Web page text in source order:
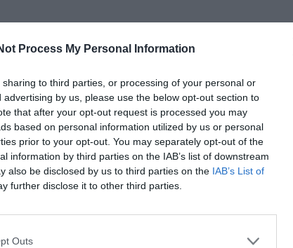
Process My Personal Information
to third parties, or processing of your personal or
by us, please use the below opt-out section to
that after your opt-out request is processed you may
based on personal information utilized by us or personal
prior to your opt-out. You may separately opt-out of the
information by third parties on the IAB’s list of downstream
also be disclosed by us to third parties on the IAB’s List of
further disclose it to other third parties.
Outs